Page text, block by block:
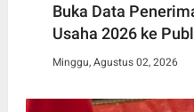
Buka Data
Usaha 2026 ke
Minggu, Agustus 02, 2026